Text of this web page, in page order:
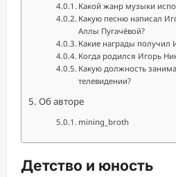
Какой жанр музыки
Какую песню написал
Аллы Пугачёвой?
Какие награды получил
Когда родился Игорь
Какую должность
телевидении?
Об авторе
mining_broth
Детство и юность